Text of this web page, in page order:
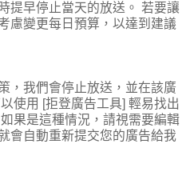
提早停止當天的放送。 若要讓
慮變更每日預算，以達到建議
，我們會停止放送，並在該廣
使用 [拒登廣告工具] 輕易找出
果是這種情況，請視需要編輯
會自動重新提交您的廣告給我